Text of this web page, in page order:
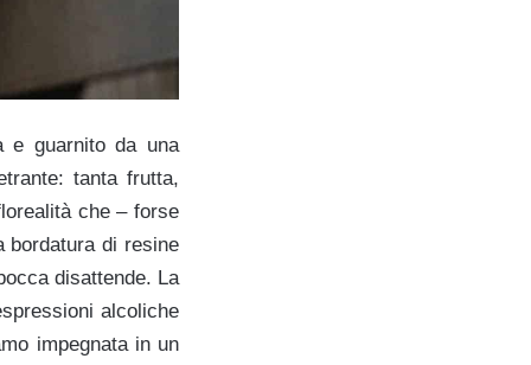
e guarnito da una
tanta frutta,
che – forse
bordatura di resine
disattende. La
alcoliche
impegnata in un